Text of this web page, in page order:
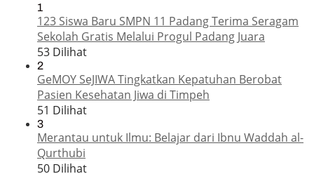
1
123 Siswa Baru SMPN 11 Padang Terima Seragam
Sekolah Gratis Melalui Progul Padang Juara
53 Dilihat
2
GeMOY SeJIWA Tingkatkan Kepatuhan Berobat
Pasien Kesehatan Jiwa di Timpeh
51 Dilihat
3
Merantau untuk Ilmu: Belajar dari Ibnu Waddah al-
Qurthubi
50 Dilihat